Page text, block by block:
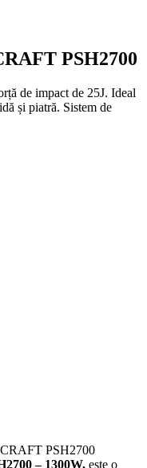
PSH2700
de impact de 25J. Ideal
și piatră. Sistem de
– 1300W, este o